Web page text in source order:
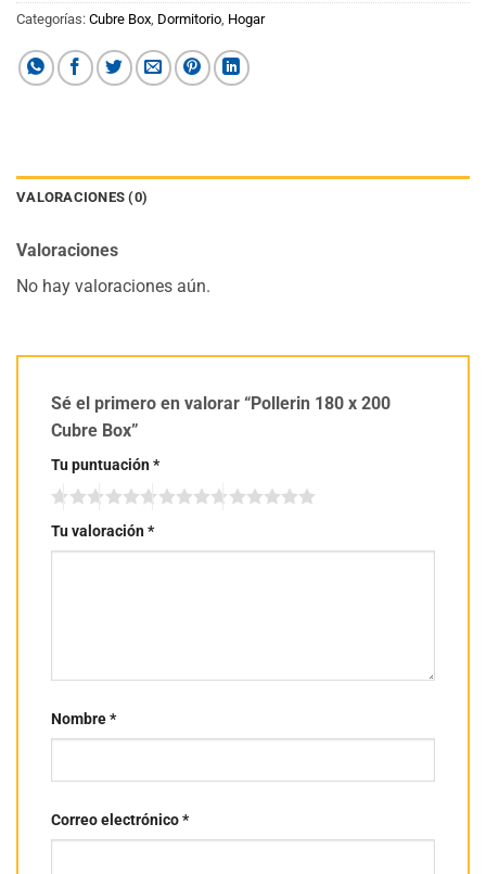
Categorías: Cubre Box Dormitorio Hogar
VALORACIONES (0)
Valoraciones
No hay valoraciones aún.
Sé el primero en valorar “Pollerin 180 x 200
Cubre Box”
Tu puntuación*
Tu valoración*
Nombre*
Correo electrónico*